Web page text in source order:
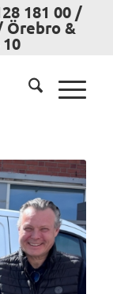
181 00 /
Örebro &